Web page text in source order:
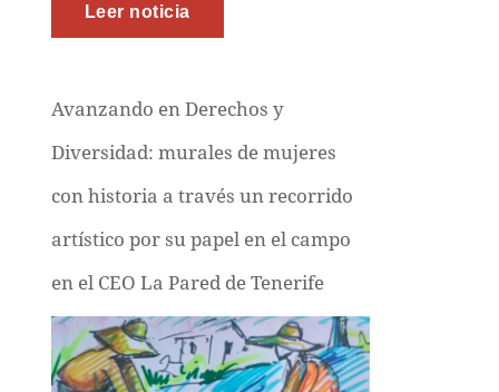
Leer noticia
Avanzando en Derechos y
Diversidad: murales de mujeres
con historia a través un recorrido
artístico por su papel en el campo
en el CEO La Pared de Tenerife